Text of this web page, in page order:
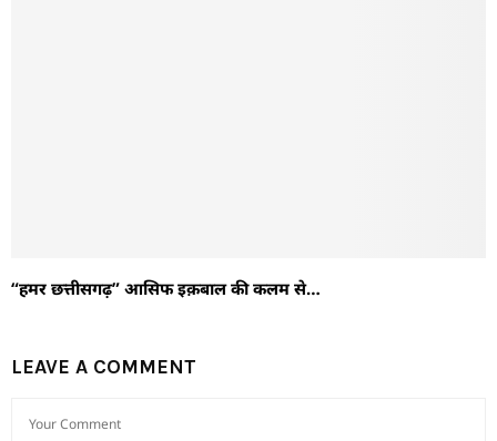
“हमर छत्तीसगढ़” आसिफ इक़बाल की कलम से…
LEAVE A COMMENT